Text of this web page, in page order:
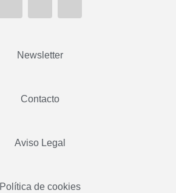
Newsletter
Contacto
Aviso Legal
Política de cookies